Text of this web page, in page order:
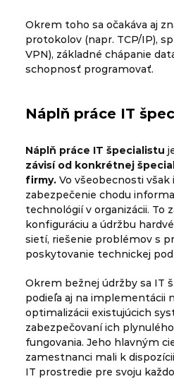
Okrem toho sa očakáva aj
protokolov (napr. TCP/IP),
VPN), základné chápanie
schopnosť programovať.
Náplň práce IT
Náplň práce IT špecialistu
závisí od konkrétnej
firmy.Vo všeobecnosti však
zabezpečenie chodu
technológií v organizácii. To
konfiguráciu a údržbu
sietí, riešenie problémov s
poskytovanie technickej
Okrem bežnej údržby sa IT
podieľa aj na implementácii
optimalizácii existujúcich
zabezpečovaní ich
fungovania. Jeho hlavným
zamestnanci mali k
IT prostredie pre svoju